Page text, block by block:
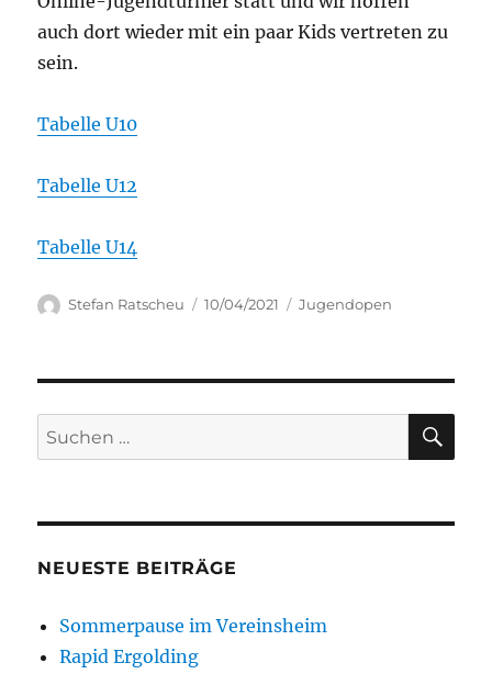
auch dort wieder mit ein paar Kids vertreten zu
sein.
Tabelle U10
Tabelle U12
Tabelle U14
Autor
Stefan Ratscheu
Veröffentlicht
10/04/2021 Kategorien
Jugendopen
Suchen
nach:
NEUESTE BEITRÄGE
Sommerpause im Vereinsheim
Rapid Ergolding